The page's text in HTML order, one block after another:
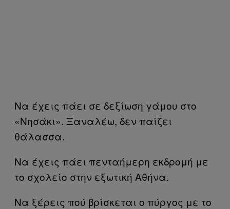
Να έχεις πάει σε δεξίωση γάμου στο
«Νησάκι». Ξαναλέω, δεν παίζει
θάλασσα.
Να έχεις πάει πενταήμερη εκδρομή με
το σχολείο στην εξωτική Αθήνα.
Να ξέρεις πού βρίσκεται ο πύργος με το